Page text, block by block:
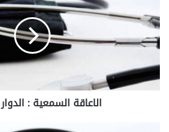
ا
ع
ا
ق
ة
ا
ل
الاعاقة السمعية : الدوار Vertigo